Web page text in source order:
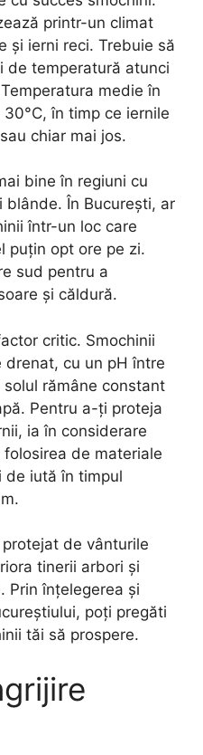
printr-un climat
și ierni reci. Trebuie să
de temperatură atunci
medie în
în timp ce iernile
chiar mai jos.
bine în regiuni cu
blânde. În București, ar
într-un loc care
puțin opt ore pe zi.
sud pentru a
și căldură.
critic. Smochinii
cu un pH între
rămâne constant
Pentru a-ți proteja
ia în considerare
de materiale
de iută în timpul
de vânturile
tinerii arbori și
Prin înțelegerea și
poți pregăti
tăi să prospere.